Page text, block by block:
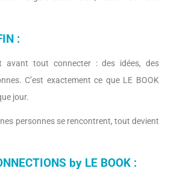
:
avant tout connecter : des idées, des
C’est exactement ce que LE BOOK
jour.
personnes se rencontrent, tout devient
by LE BOOK :